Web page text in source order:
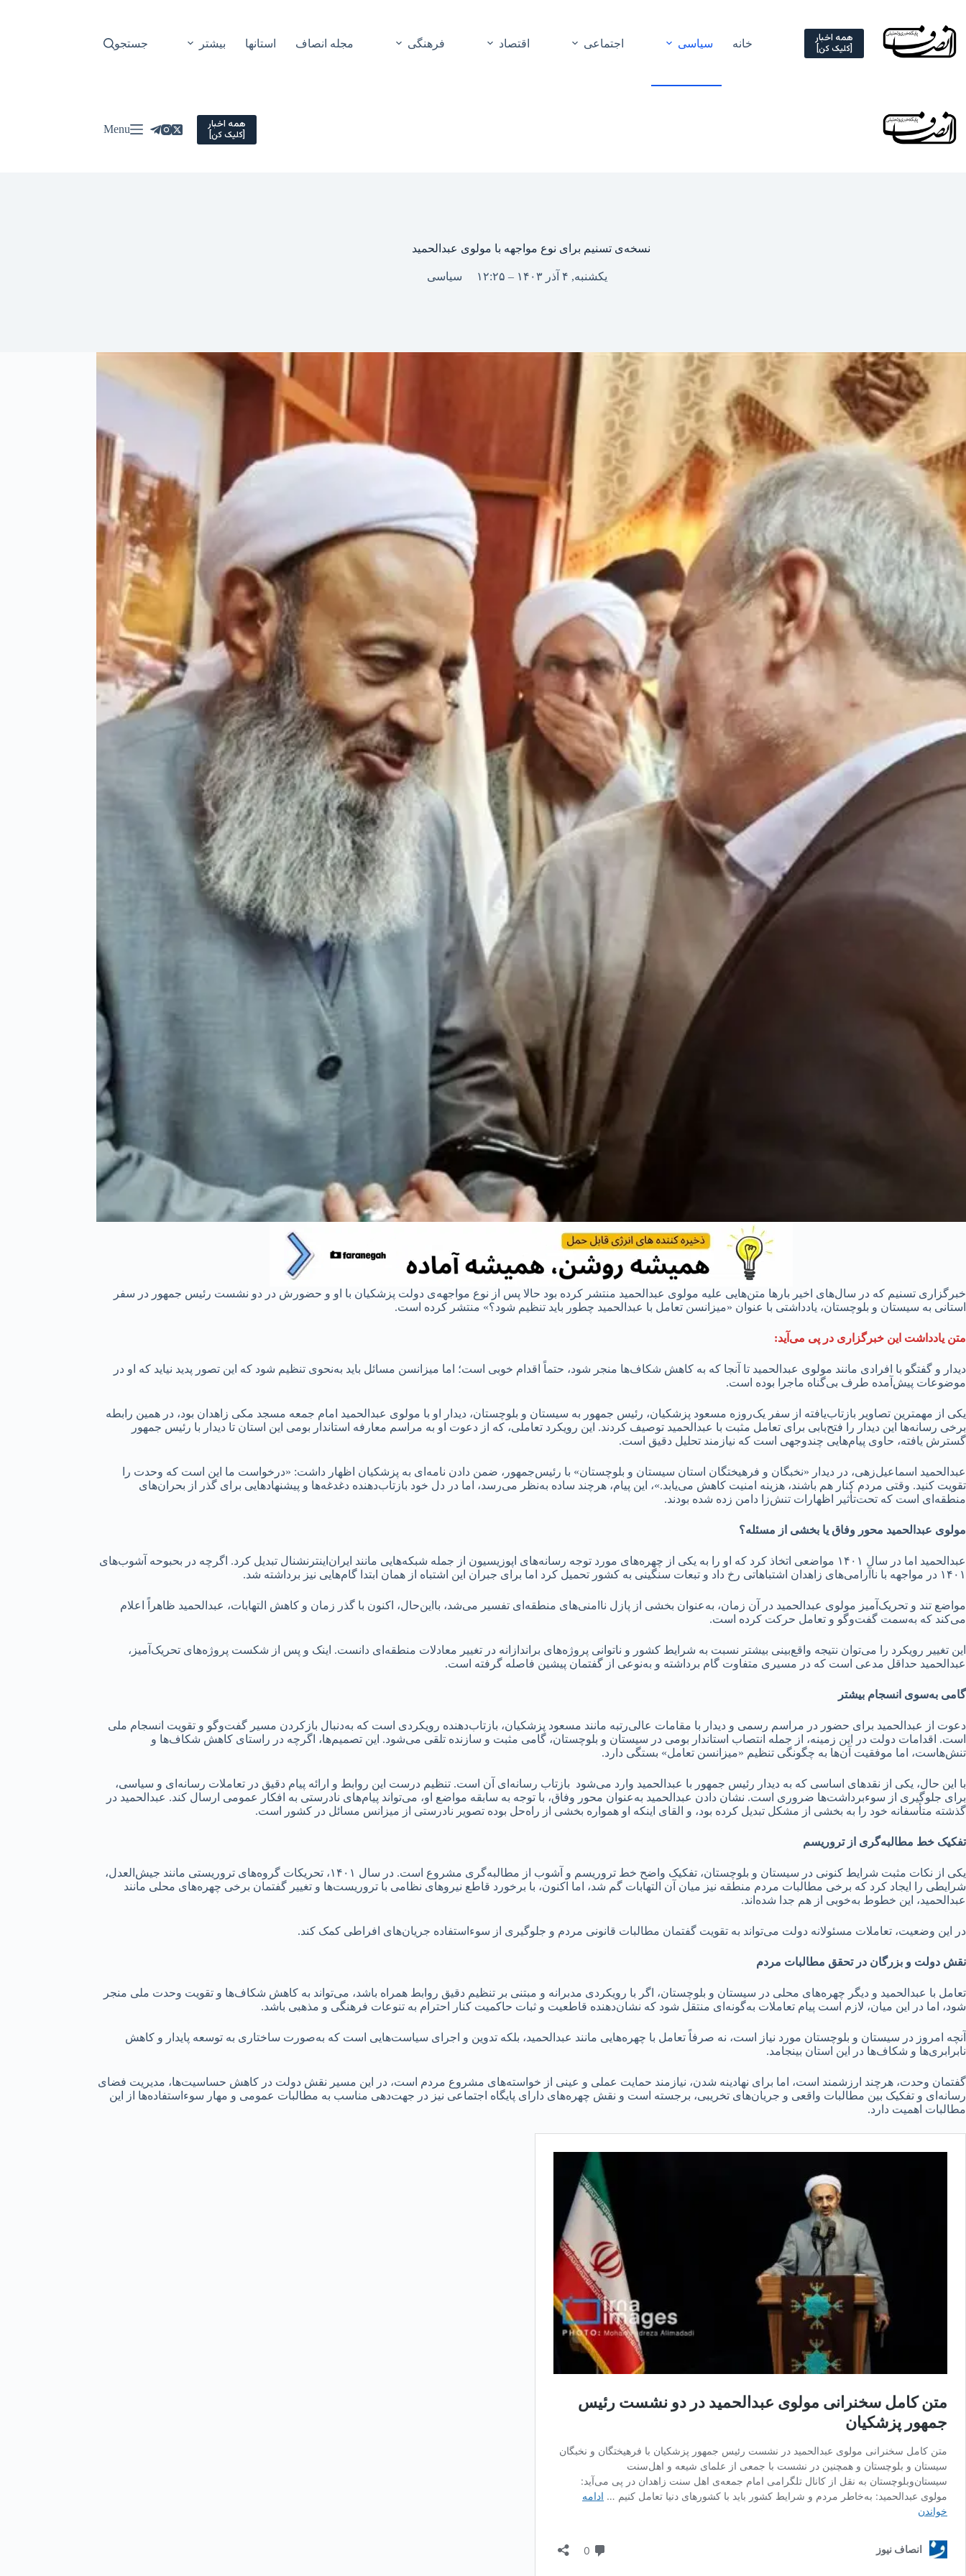
content
همه اخبار
[کلیک کن] خانه سیاسی اجتماعی اقتصاد فرهنگی مجله انصاف استانها بیشتر جستجو
همه اخبار
[کلیک کن] Menu
نسخه‌ی تسنیم برای نوع مواجهه با مولوی عبدالحمید
یکشنبه, ۴ آذر ۱۴۰۳ – ۱۲:۲۵ سیاسی
خبرگزاری تسنیم که در سال‌های اخیر بارها متن‌هایی علیه مولوی عبدالحمید منتشر کرده بود حالا پس از نوع مواجهه‌ی دولت پزشکیان با او و حضورش در دو نشست رئیس جمهور در سفر
استانی به سیستان و بلوچستان، یادداشتی با عنوان «میزانسن تعامل با عبدالحمید چطور باید تنظیم شود؟» منتشر کرده است.
متن یادداشت این خبرگزاری در پی می‌آید:
دیدار و گفتگو با افرادی مانند مولوی عبدالحمید تا آنجا که به کاهش شکاف‌ها منجر شود، حتماً اقدام خوبی است؛ اما میزانسن مسائل باید به‌نحوی تنظیم شود که این تصور پدید نیاید که او در
موضوعات پیش‌آمده طرف بی‌گناه ماجرا بوده است.
یکی از مهمترین تصاویر بازتاب‌یافته از سفر یک‌روزه مسعود پزشکیان، رئیس جمهور به سیستان و بلوچستان، دیدار او با مولوی عبدالحمید امام جمعه مسجد مکی زاهدان بود، در همین رابطه
برخی رسانه‌ها این دیدار را فتح‌بابی برای تعامل مثبت با عبدالحمید توصیف کردند. این رویکرد تعاملی، که از دعوت او به مراسم معارفه استاندار بومی این استان تا دیدار با رئیس جمهور
گسترش یافته، حاوی پیام‌هایی چندوجهی است که نیازمند تحلیل دقیق است.
عبدالحمید اسماعیل‌زهی، در دیدار «نخبگان و فرهیختگان استان سیستان و بلوچستان» با رئیس‌جمهور، ضمن دادن نامه‌ای به پزشکیان اظهار داشت: «درخواست ما این است که وحدت را
تقویت کنید. وقتی مردم کنار هم باشند، هزینه امنیت کاهش می‌یابد.»، این پیام، هرچند ساده به‌نظر می‌رسد، اما در دل خود بازتاب‌دهنده دغدغه‌ها و پیشنهادهایی برای گذر از بحران‌های
منطقه‌ای است که تحت‌تأثیر اظهارات تنش‌زا دامن زده شده بودند.
مولوی عبدالحمید محور وفاق یا بخشی از مسئله؟
عبدالحمید اما در سال ۱۴۰۱ مواضعی اتخاذ کرد که او را به یکی از چهره‌های مورد توجه رسانه‌های اپوزیسیون از جمله شبکه‌هایی مانند ایران‌اینترنشنال تبدیل کرد. اگرچه در بحبوحه آشوب‌های
۱۴۰۱ در مواجهه با ناآرامی‌های زاهدان اشتباهاتی رخ داد و تبعات سنگینی به کشور تحمیل کرد اما برای جبران این اشتباه از همان ابتدا گام‌هایی نیز برداشته شد.
مواضع تند و تحریک‌آمیز مولوی عبدالحمید در آن زمان، به‌عنوان بخشی از پازل ناامنی‌های منطقه‌ای تفسیر می‌شد، بااین‌حال، اکنون با گذر زمان و کاهش التهابات، عبدالحمید ظاهراً اعلام
می‌کند که به‌سمت گفت‌وگو و تعامل حرکت کرده است.
این تغییر رویکرد را می‌توان نتیجه واقع‌بینی بیشتر نسبت به شرایط کشور و ناتوانی پروژه‌های براندازانه در تغییر معادلات منطقه‌ای دانست. اینک و پس از شکست پروژه‌های تحریک‌آمیز،
عبدالحمید حداقل مدعی است که در مسیری متفاوت گام برداشته و به‌نوعی از گفتمان پیشین فاصله گرفته است.
گامی به‌سوی انسجام بیشتر
دعوت از عبدالحمید برای حضور در مراسم رسمی و دیدار با مقامات عالی‌رتبه مانند مسعود پزشکیان، بازتاب‌دهنده رویکردی است که به‌دنبال بازکردن مسیر گفت‌وگو و تقویت انسجام ملی
است. اقدامات دولت در این زمینه، از جمله انتصاب استاندار بومی در سیستان و بلوچستان، گامی مثبت و سازنده تلقی می‌شود. این تصمیم‌ها، اگرچه در راستای کاهش شکاف‌ها و
تنش‌هاست، اما موفقیت آن‌ها به چگونگی تنظیم «میزانسن تعامل» بستگی دارد.
با این حال، یکی از نقدهای اساسی که به دیدار رئیس جمهور با عبدالحمید وارد می‌شود بازتاب رسانه‌ای آن است. تنظیم درست این روابط و ارائه پیام دقیق در تعاملات رسانه‌ای و سیاسی،
برای جلوگیری از سوءبرداشت‌ها ضروری است. نشان دادن عبدالحمید به‌عنوان محور وفاق، با توجه به سابقه مواضع او، می‌تواند پیام‌های نادرستی به افکار عمومی ارسال کند. عبدالحمید در
گذشته متأسفانه خود را به بخشی از مشکل تبدیل کرده بود، و القای اینکه او همواره بخشی از راه‌حل بوده تصویر نادرستی از میزانس مسائل در کشور است.
تفکیک خط مطالبه‌گری از تروریسم
یکی از نکات مثبت شرایط کنونی در سیستان و بلوچستان، تفکیک واضح خط تروریسم و آشوب از مطالبه‌گری مشروع است. در سال ۱۴۰۱، تحریکات گروه‌های تروریستی مانند جیش‌العدل،
شرایطی را ایجاد کرد که برخی مطالبات مردم منطقه نیز میان آن التهابات گم شد، اما اکنون، با برخورد قاطع نیروهای نظامی با تروریست‌ها و تغییر گفتمان برخی چهره‌های محلی مانند
عبدالحمید، این خطوط به‌خوبی از هم جدا شده‌اند.
در این وضعیت، تعاملات مسئولانه دولت می‌تواند به تقویت گفتمان مطالبات قانونی مردم و جلوگیری از سوءاستفاده جریان‌های افراطی کمک کند.
نقش دولت و بزرگان در تحقق مطالبات مردم
تعامل با عبدالحمید و دیگر چهره‌های محلی در سیستان و بلوچستان، اگر با رویکردی مدبرانه و مبتنی بر تنظیم دقیق روابط همراه باشد، می‌تواند به کاهش شکاف‌ها و تقویت وحدت ملی منجر
شود، اما در این میان، لازم است پیام تعاملات به‌گونه‌ای منتقل شود که نشان‌دهنده قاطعیت و ثبات حاکمیت کنار احترام به تنوعات فرهنگی و مذهبی باشد.
آنچه امروز در سیستان و بلوچستان مورد نیاز است، نه صرفاً تعامل با چهره‌هایی مانند عبدالحمید، بلکه تدوین و اجرای سیاست‌هایی است که به‌صورت ساختاری به توسعه پایدار و کاهش
نابرابری‌ها و شکاف‌ها در این استان بینجامد.
گفتمان وحدت، هرچند ارزشمند است، اما برای نهادینه شدن، نیازمند حمایت عملی و عینی از خواسته‌های مشروع مردم است، در این مسیر نقش دولت در کاهش حساسیت‌ها، مدیریت فضای
رسانه‌ای و تفکیک بین مطالبات واقعی و جریان‌های تخریبی، برجسته است و نقش چهره‌های دارای پایگاه اجتماعی نیز در جهت‌دهی مناسب به مطالبات عمومی و مهار سوءاستفاده‌ها از این
مطالبات اهمیت دارد.